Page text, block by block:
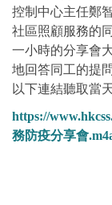
控制中心主任鄭
社區照顧服務的
一小時的分享會
地回答同工的提
以下連結聽取當
https://
務防疫分享會